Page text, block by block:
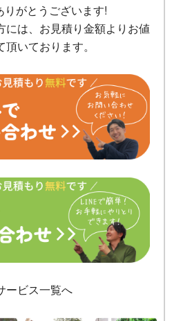
りがとうございます!
には、お見積り金額よりお値
いております。
ービス一覧へ